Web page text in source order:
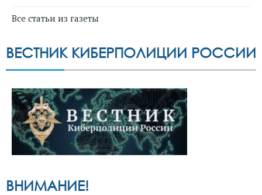
Все статьи из газеты
ВЕСТНИК КИБЕРПОЛИЦИИ РОССИИ
ВНИМАНИЕ!